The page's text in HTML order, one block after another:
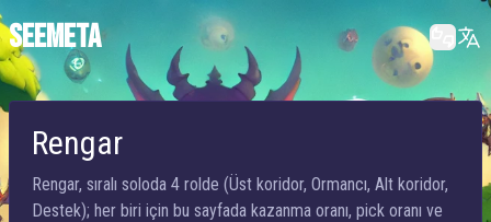
SEEMETA
Rengar
Rengar, sıralı soloda 4 rolde (Üst koridor, Ormancı, Alt koridor,
Destek); her biri için bu sayfada kazanma oranı, pick oranı ve